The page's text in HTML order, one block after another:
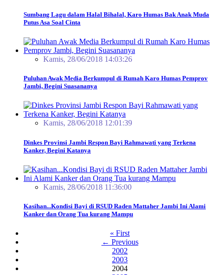
Sumbang Lagu dalam Halal Bihalal, Karo Humas Bak Anak Muda
Putus Asa Soal Cinta
Kamis, 28/06/2018 14:03:26
Puluhan Awak Media Berkumpul di Rumah Karo Humas Pemprov
Jambi, Begini Suasananya
Kamis, 28/06/2018 12:01:39
Dinkes Provinsi Jambi Respon Bayi Rahmawati yang Terkena
Kanker, Begini Katanya
Kamis, 28/06/2018 11:36:00
Kasihan...Kondisi Bayi di RSUD Raden Mattaher Jambi Ini Alami
Kanker dan Orang Tua kurang Mampu
« First
← Previous
2002
2003
2004